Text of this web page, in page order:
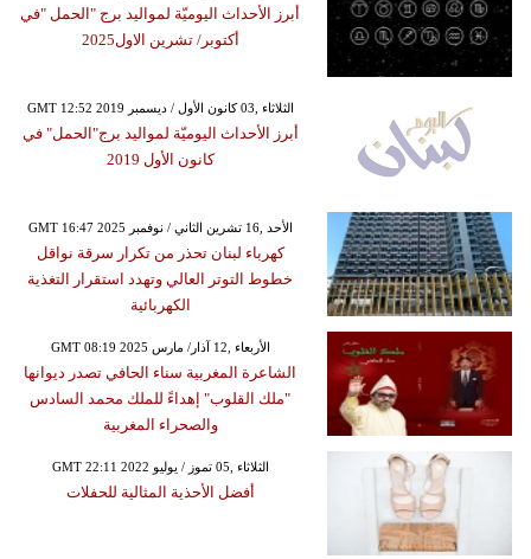
أبرز الأحداث اليوميّة لمواليد برج "الحمل "في
أكتوبر/ تشرين الاول2025
GMT 12:52 2019 الثلاثاء ,03 كانون الأول / ديسمبر
أبرز الأحداث اليوميّة لمواليد برج"الحمل" في
كانون الأول 2019
GMT 16:47 2025 الأحد ,16 تشرين الثاني / نوفمبر
كهرباء لبنان تحذر من تكرار سرقة نواقل
خطوط التوتر العالي وتهدد استقرار التغذية
الكهربائية
GMT 08:19 2025 الأربعاء ,12 آذار/ مارس
الشاعرة المغربية سناء الحافي تصدر ديوانها
"ملك القلوب" إهداءً للملك محمد السادس
والصحراء المغربية
GMT 22:11 2022 الثلاثاء ,05 تموز / يوليو
أفضل الأحذية المثالية للحفلات